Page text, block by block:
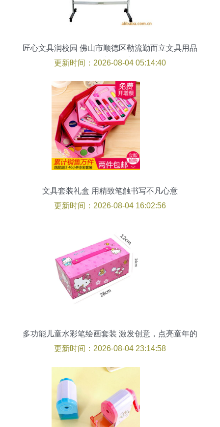
匠心文具润校园 佛山市顺德区勒流勤而立文具用品
厂的产品故事
更新时间：2026-08-04 05:14:40
文具套装礼盒 用精致笔触书写不凡心意
更新时间：2026-08-04 16:02:56
多功能儿童水彩笔绘画套装 激发创意，点亮童年的
艺术文具
更新时间：2026-08-04 23:14:58